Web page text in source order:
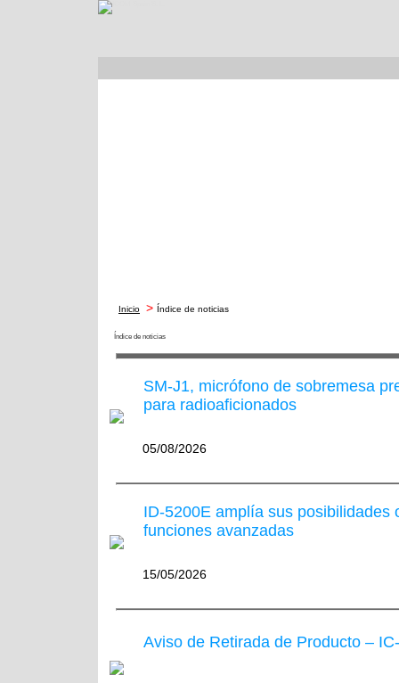
Inicio > Índice de noticias
Índice de noticias
SM-J1, micrófono de sobremesa
para radioaficionados
05/08/2026
ID-5200E amplía sus posibilidades
funciones avanzadas
15/05/2026
Aviso de Retirada de Producto –